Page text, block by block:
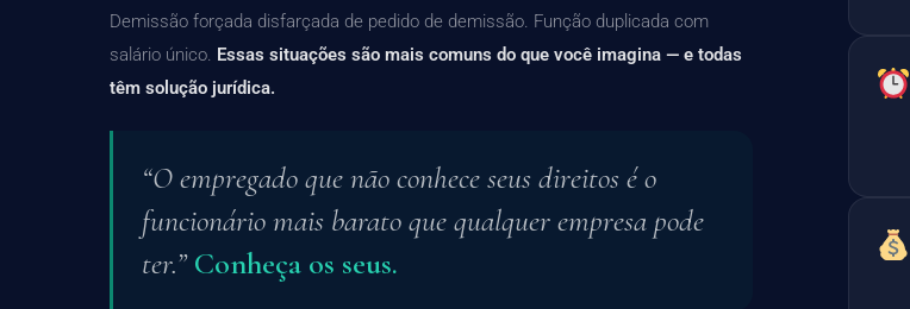
Demissão forçada disfarçada de pedido de demissão. Função duplicada com
salário único. Essas situações são mais comuns do que você imagina — e todas
têm solução jurídica.
“O empregado que não conhece seus direitos é o
funcionário mais barato que qualquer empresa pode
ter.”Conheça os seus.